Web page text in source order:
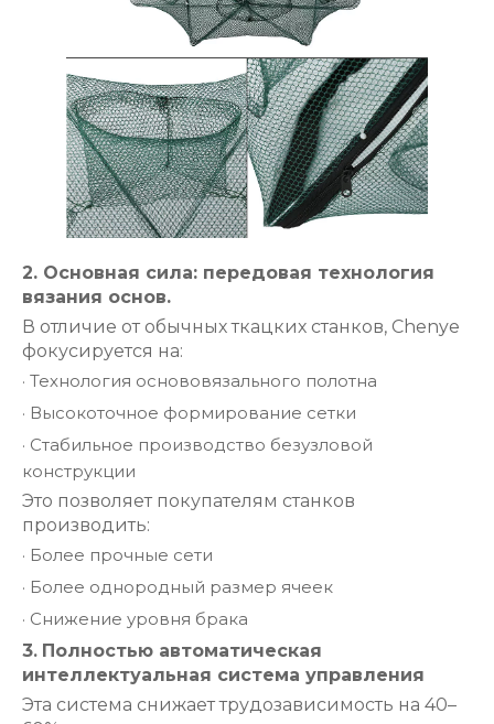
2. Основная сила: передовая технология
вязания основ.
В отличие от обычных ткацких станков, Chenye
фокусируется на:
· Технология основовязального полотна
· Высокоточное формирование сетки
· Стабильное производство безузловой
конструкции
Это позволяет покупателям станков
производить:
· Более прочные сети
· Более однородный размер ячеек
· Снижение уровня брака
3. Полностью автоматическая
интеллектуальная система управления
Эта система снижает трудозависимость на 40–